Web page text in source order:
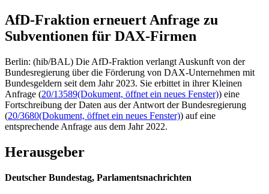
AfD-Fraktion erneuert Anfrage zu
Subventionen für DAX-Firmen
Berlin: (hib/BAL) Die AfD-Fraktion verlangt Auskunft von der
Bundesregierung über die Förderung von DAX-Unternehmen mit
Bundesgeldern seit dem Jahr 2023. Sie erbittet in ihrer Kleinen
Anfrage (20/13589(Dokument, öffnet ein neues Fenster)) eine
Fortschreibung der Daten aus der Antwort der Bundesregierung
(20/3680(Dokument, öffnet ein neues Fenster)) auf eine
entsprechende Anfrage aus dem Jahr 2022.
Herausgeber
Deutscher Bundestag, Parlamentsnachrichten